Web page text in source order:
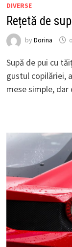
DIVERSE
Rețetă de
by Dorina
Supă de pui cu
gustul copilăriei,
mese simple,